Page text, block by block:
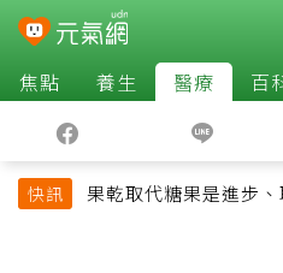
焦點 養生 醫療 百
快訊
果乾取代糖果是進步